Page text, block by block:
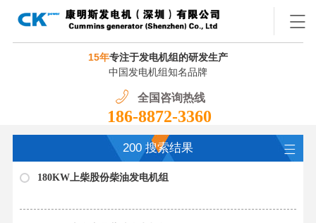
15年专注于发电机组的研发生产
中国发电机组知名品牌
全国咨询热线
186-8872-3360
200 搜索结果
180KW上柴股份柴油发电机组